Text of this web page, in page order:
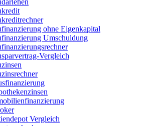
ohne Eigenkapital
Umschuldung
Vergleich
Vergleich